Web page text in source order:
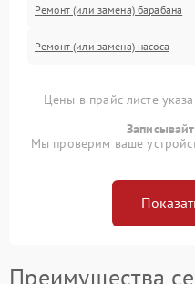
Ремонт (или замена) барабана
Ремонт (или замена) насоса
Цены в прайс-листе
Мы проверим ваше
Преимущества